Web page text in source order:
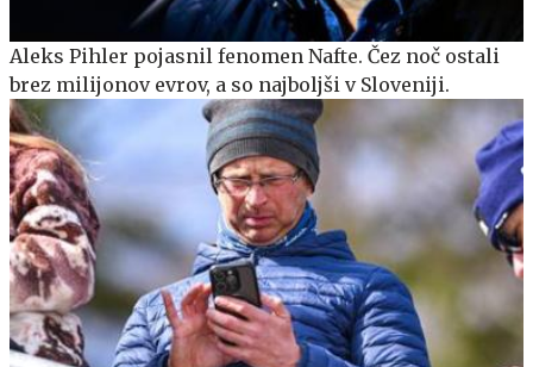
Aleks Pihler pojasnil fenomen Nafte. Čez noč ostali
brez milijonov evrov, a so najboljši v Sloveniji.